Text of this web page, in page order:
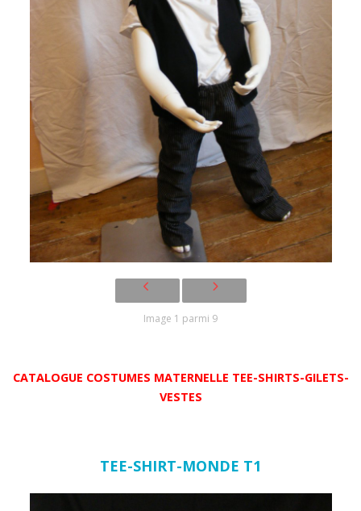
Image 1 parmi 9
CATALOGUE COSTUMES MATERNELLE TEE-SHIRTS-GILETS-
VESTES
TEE-SHIRT-MONDE T1